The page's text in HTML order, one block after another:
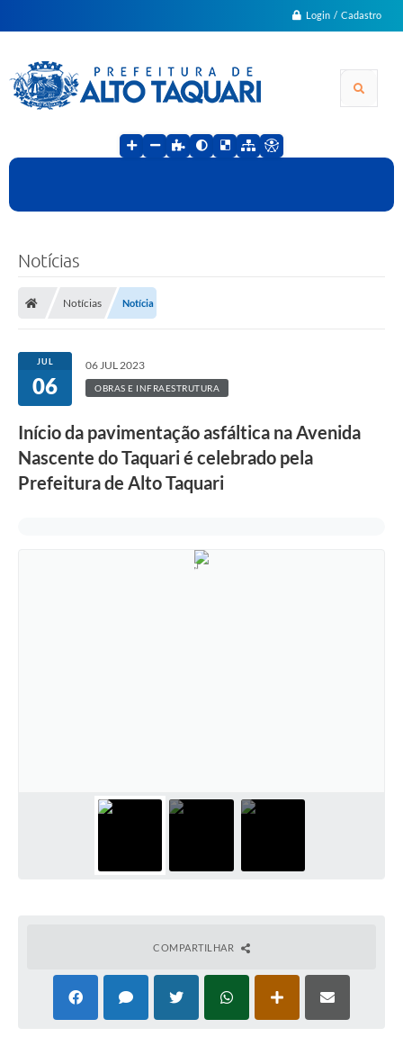
Login / Cadastro
Notícias
Notícias Notícia
JUL
06
06 JUL 2023
OBRAS E INFRAESTRUTURA
Início da pavimentação asfáltica na Avenida
Nascente do Taquari é celebrado pela
Prefeitura de Alto Taquari
COMPARTILHAR